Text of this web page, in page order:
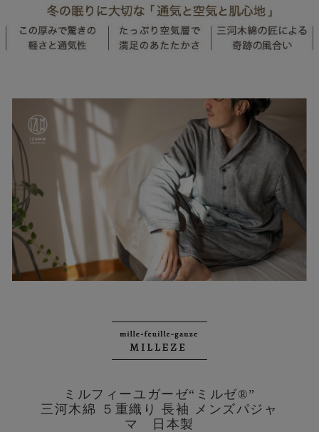
ミルフィーユガーゼ“ミルゼ®”
三河木綿 ５重織り 長袖 メンズパジャ
マ 日本製